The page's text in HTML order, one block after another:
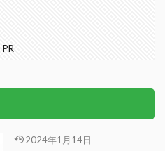
PR
2024年1月14日